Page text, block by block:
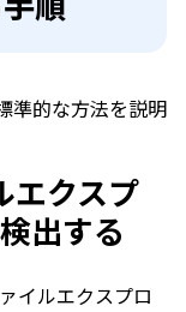
準的な方法を説明
クスプ
出する
イルエクスプロ